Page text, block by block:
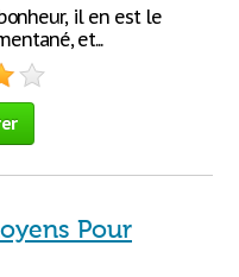
il en est le
et...
Pour